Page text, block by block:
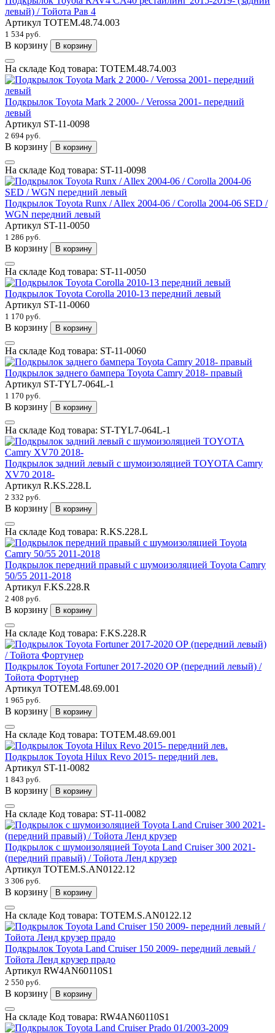
левый) / Тойота Рав 4
Артикул TOTEM.48.74.003
1 534 руб.
В корзину В корзину
На складе Код товара: TOTEM.48.74.003
Подкрылок Toyota Mark 2 2000- / Verossa 2001- передний
левый
Артикул ST-11-0098
2 694 руб.
В корзину В корзину
На складе Код товара: ST-11-0098
Подкрылок Toyota Runx / Allex 2004-06 / Corolla 2004-06 SED /
WGN передний левый
Артикул ST-11-0050
1 286 руб.
В корзину В корзину
На складе Код товара: ST-11-0050
Подкрылок Toyota Corolla 2010-13 передний левый
Артикул ST-11-0060
1 170 руб.
В корзину В корзину
На складе Код товара: ST-11-0060
Подкрылок заднего бампера Toyota Camry 2018- правый
Артикул ST-TYL7-064L-1
1 170 руб.
В корзину В корзину
На складе Код товара: ST-TYL7-064L-1
Подкрылок задний левый с шумоизоляцией TOYOTA Camry
XV70 2018-
Артикул R.KS.228.L
2 332 руб.
В корзину В корзину
На складе Код товара: R.KS.228.L
Подкрылок передний правый с шумоизоляцией Toyota Camry
50/55 2011-2018
Артикул F.KS.228.R
2 408 руб.
В корзину В корзину
На складе Код товара: F.KS.228.R
Подкрылок Toyota Fortuner 2017-2020 ОР (передний левый) /
Тойота Фортунер
Артикул TOTEM.48.69.001
1 965 руб.
В корзину В корзину
На складе Код товара: TOTEM.48.69.001
Подкрылок Toyota Hilux Revo 2015- передний лев.
Артикул ST-11-0082
1 843 руб.
В корзину В корзину
На складе Код товара: ST-11-0082
Подкрылок с шумоизоляцией Toyota Land Cruiser 300 2021-
(передний правый) / Тойота Ленд крузер
Артикул TOTEM.S.AN0122.12
3 306 руб.
В корзину В корзину
На складе Код товара: TOTEM.S.AN0122.12
Подкрылок Toyota Land Cruiser 150 2009- передний левый /
Тойота Ленд крузер прадо
Артикул RW4AN60110S1
2 550 руб.
В корзину В корзину
На складе Код товара: RW4AN60110S1